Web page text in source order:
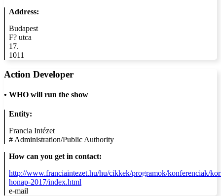
Address:
Budapest
F? utca
17.
1011
Action Developer
• WHO will run the show
Entity:
Francia Intézet
# Administration/Public Authority
How can you get in contact:
http://www.franciaintezet.hu/hu/cikkek/programok/konferenciak/
honap-2017/index.html
e-mail